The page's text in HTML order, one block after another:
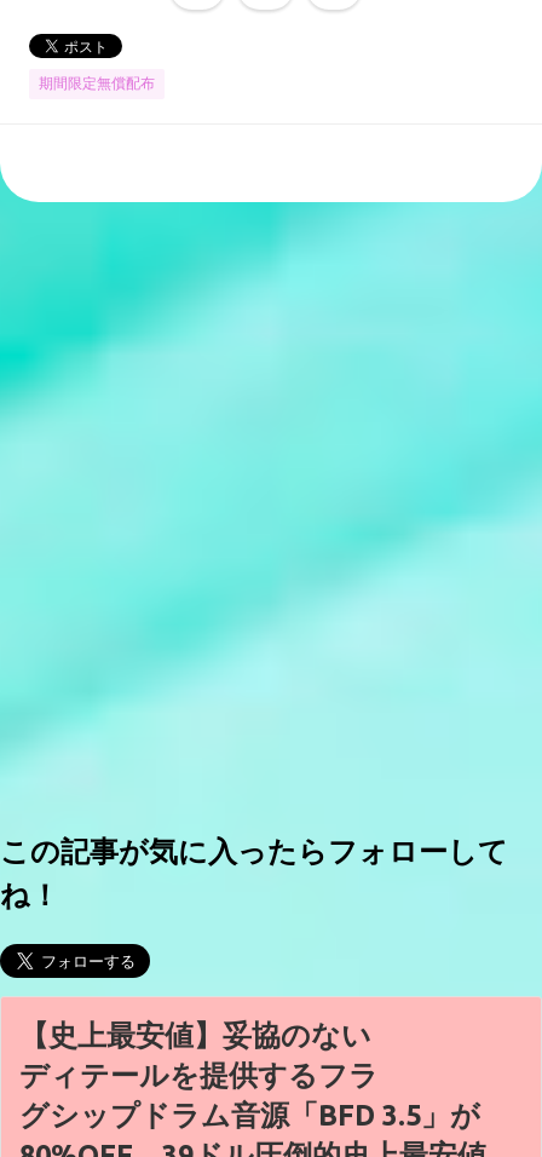
期間限定無償配布
この記事が気に入ったらフォローして
ね！
【史上最安値】妥協のない
ディテールを提供するフラ
グシップドラム音源「BFD 3.5」が